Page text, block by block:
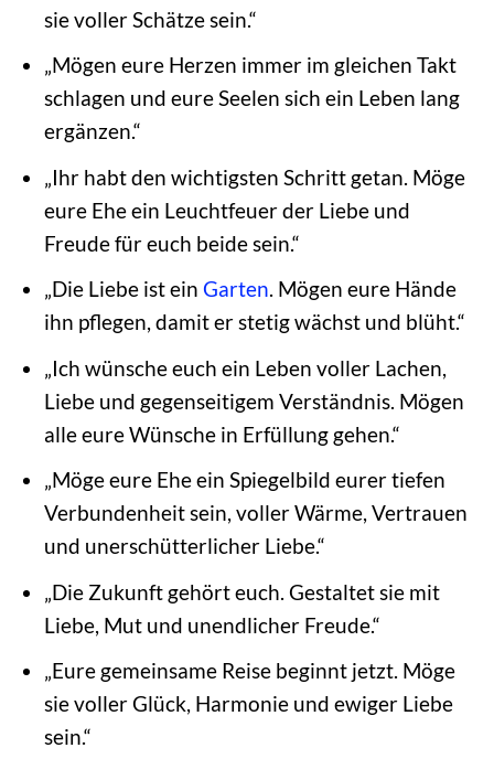
sie voller Schätze sein.“
„Mögen eure Herzen immer im gleichen Takt
schlagen und eure Seelen sich ein Leben lang
ergänzen.“
„Ihr habt den wichtigsten Schritt getan. Möge
eure Ehe ein Leuchtfeuer der Liebe und
Freude für euch beide sein.“
„Die Liebe ist ein Garten. Mögen eure Hände
ihn pflegen, damit er stetig wächst und blüht.“
„Ich wünsche euch ein Leben voller Lachen,
Liebe und gegenseitigem Verständnis. Mögen
alle eure Wünsche in Erfüllung gehen.“
„Möge eure Ehe ein Spiegelbild eurer tiefen
Verbundenheit sein, voller Wärme, Vertrauen
und unerschütterlicher Liebe.“
„Die Zukunft gehört euch. Gestaltet sie mit
Liebe, Mut und unendlicher Freude.“
„Eure gemeinsame Reise beginnt jetzt. Möge
sie voller Glück, Harmonie und ewiger Liebe
sein.“